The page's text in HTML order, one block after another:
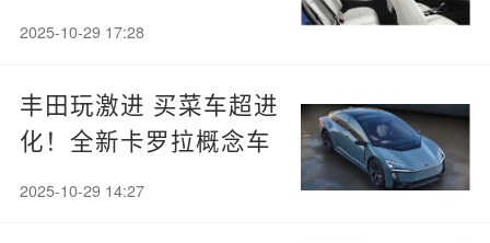
2025-10-29 17:28
丰田玩激进 买菜车超进
化！全新卡罗拉概念车
2025-10-29 14:27